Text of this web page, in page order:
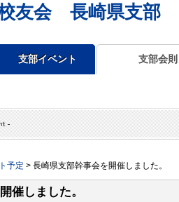
支部イベント 支部会則
予定 > 長崎県支部幹事会を開催しました。
催しました。